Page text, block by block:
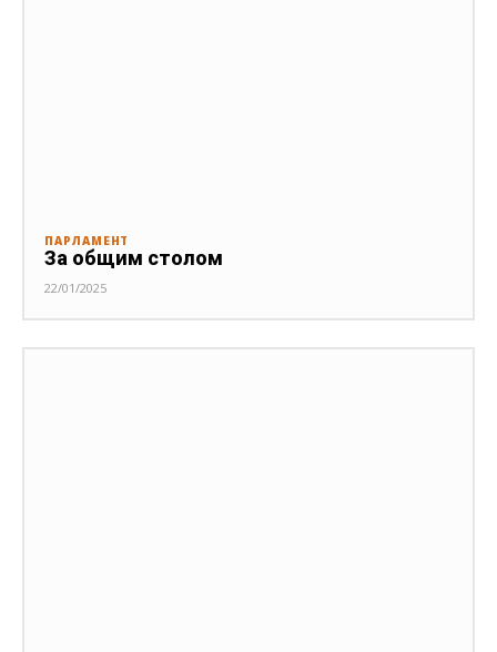
ПАРЛАМЕНТ
За общим столом
22/01/2025